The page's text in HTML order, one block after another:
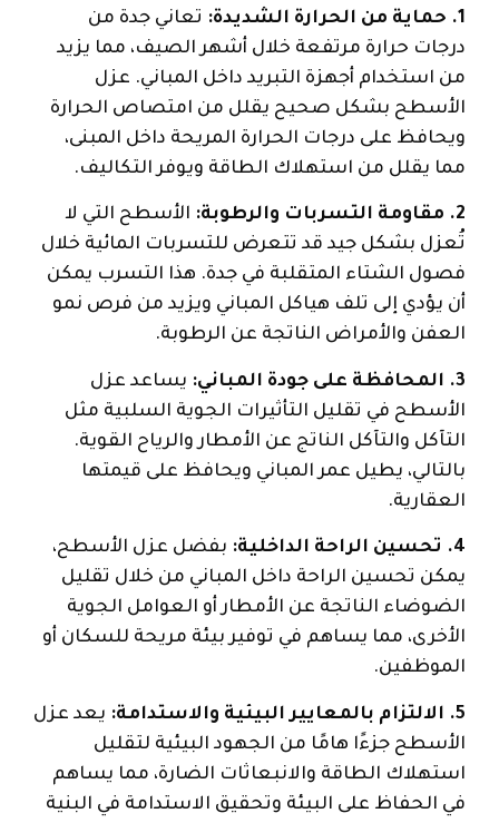
1. حماية من الحرارة الشديدة:
تعاني جدة من
درجات حرارة مرتفعة خلال أشهر الصيف، مما يزيد
من استخدام أجهزة التبريد داخل المباني. عزل
الأسطح بشكل صحيح يقلل من امتصاص الحرارة
ويحافظ على درجات الحرارة المريحة داخل المبنى،
مما يقلل من استهلاك الطاقة ويوفر التكاليف.
2. مقاومة التسربات والرطوبة:
الأسطح التي لا
تُعزل بشكل جيد قد تتعرض للتسربات المائية خلال
فصول الشتاء المتقلبة في جدة. هذا التسرب يمكن
أن يؤدي إلى تلف هياكل المباني ويزيد من فرص نمو
العفن والأمراض الناتجة عن الرطوبة.
3. المحافظة على جودة المباني:
يساعد عزل
الأسطح في تقليل التأثيرات الجوية السلبية مثل
التآكل والتآكل الناتج عن الأمطار والرياح القوية.
بالتالي، يطيل عمر المباني ويحافظ على قيمتها
العقارية.
4. تحسين الراحة الداخلية:
بفضل عزل الأسطح،
يمكن تحسين الراحة داخل المباني من خلال تقليل
الضوضاء الناتجة عن الأمطار أو العوامل الجوية
الأخرى، مما يساهم في توفير بيئة مريحة للسكان أو
الموظفين.
5. الالتزام بالمعايير البيئية والاستدامة:
يعد عزل
الأسطح جزءًا هامًا من الجهود البيئية لتقليل
استهلاك الطاقة والانبعاثات الضارة، مما يساهم
في الحفاظ على البيئة وتحقيق الاستدامة في البنية